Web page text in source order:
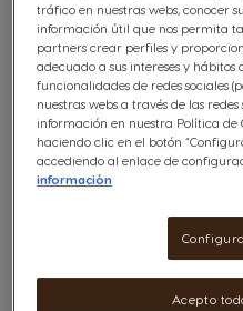
Envolvente
No acumulable con
Cantidad
tráfico en nuestras webs, conocer
información útil que nos permita
partners crear perfiles y
adecuado a sus intereses y
funcionalidades de redes sociales
nuestras webs a través de las
información en nuestra Política de
haciendo clic en el botón
accediendo al enlace de
información
Acepto